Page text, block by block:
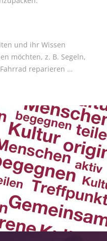
und ihr Wissen
möchten, z. B. Segeln,
reparieren …